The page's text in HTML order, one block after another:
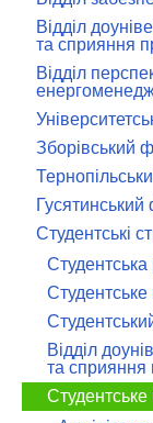
Відділ
та сприяння
Відділ
Зборівський
Студентські
Студентська
Відділ
та
Студентське